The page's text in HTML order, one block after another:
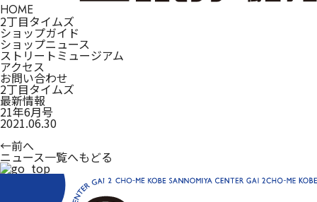
HOME
2丁目タイムズ
ショップガイド
ショップニュース
ストリートミュージアム
アクセス
お問い合わせ
2丁目タイムズ
最新情報
21年6月号
2021.06.30
←前へ
ニュース一覧へもどる